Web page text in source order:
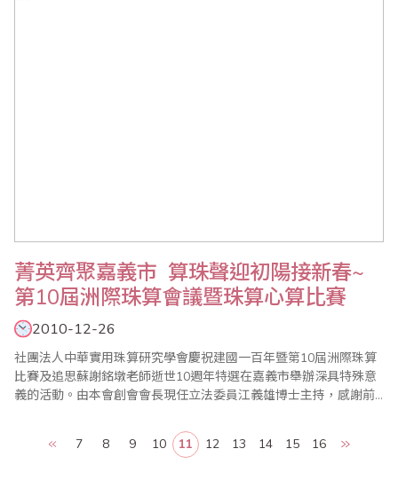
算通信比賽外，同時為慶祝民國百年盛大舉辦2011年全國珠算界慶
菁英齊聚嘉義市 算珠聲迎初陽接新春~
第10屆洲際珠算會議暨珠算心算比賽
2010-12-26
社團法人中華實用珠算研究學會慶祝建國一百年暨第10屆洲際珠算
比賽及追思蘇謝銘墩老師逝世10週年特選在嘉義市舉辦深具特殊意
義的活動。由本會創會會長現任立法委員江義雄博士主持，感謝前
業會副理事長兼珠算委員會主任委員葉宗義先生、陳國華先生、本
會顧問李勝理事長、張添丁老師、楊渠弘教授、劉廷春老師及嘉義
7 8 9 10 11 12 13 14 15 16